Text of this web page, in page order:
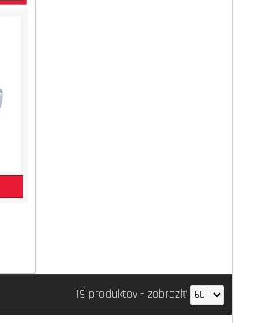
19 produktov - zobraziť